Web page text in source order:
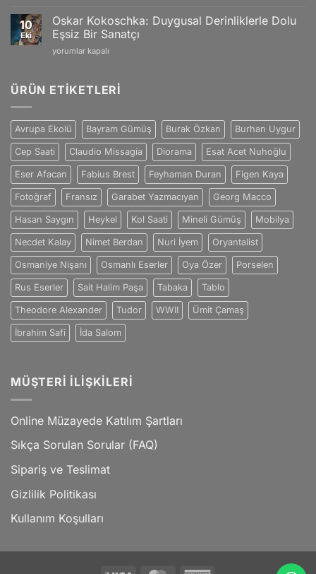
Eşsiz
Sanat
Dünyası
için
Sanat
Dünyasını
Değiştiren
Dahi
Yaratıcılık
10
Eki
Oskar Kokoschka: Duygusal Derinliklerle Dolu
Eşsiz Bir Sanatçı
Oskar
Derinliklerle
Bir
Sanatçı
için
yorumlar kapalı
ÜRÜN ETIKETLERI
Avrupa Ekolü Bayram Gümüş Burak Özkan Burhan Uygur
Cep Saati Claudio Missagia Diorama Esat Acet Nuhoğlu
Eser Afacan Fabius Brest Feyhaman Duran Figen Kaya
Fotoğraf Fransız Garabet Yazmacıyan Georg Macco
Hasan Saygın Heykel Kol Saati Mineli Gümüş Mobilya
Necdet Kalay Nimet Berdan Nuri İyem Oryantalist
Osmaniye Nişanı Osmanlı Eserler Oya Özer Porselen
Rus Eserler Sait Halim Paşa Tabaka Tablo
Theodore Alexander Tudor WWII Ümit Çamaş
İbrahim Safi İda Salom
MÜŞTERI İLIŞKILERI
Online Müzayede Katılım Şartları
Sıkça Sorulan Sorular (FAQ)
Sipariş ve Teslimat
Gizlilik Politikası
Kullanım Koşulları